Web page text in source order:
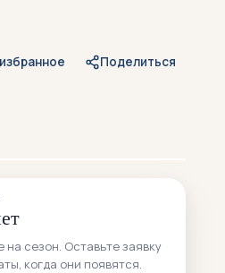
Поделиться
на сезон. Оставьте заявку
когда они появятся.